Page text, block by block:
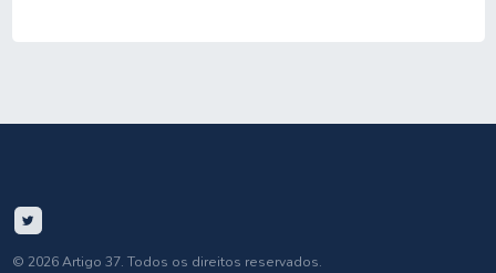
© 2026 Artigo 37. Todos os direitos reservados.